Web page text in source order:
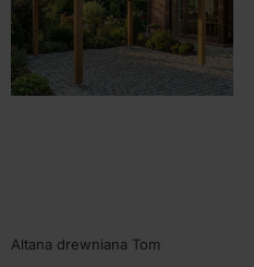
Altana drewniana Tom